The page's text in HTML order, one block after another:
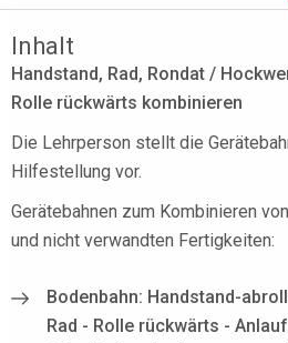
Inhalt
Handstand, Rad, Rondat /
Rolle rückwärts kombinieren
Die Lehrperson stellt die
Hilfestellung vor.
Gerätebahnen zum Kombinieren
und nicht verwandten Fertigkeiten:
Bodenbahn: Handstand-
Rad - Rolle rückwärts -